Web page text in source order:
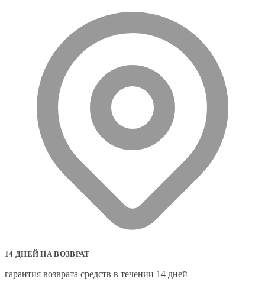
14 ДНЕЙ НА ВОЗВРАТ
гарантия возврата средств в течении 14 дней